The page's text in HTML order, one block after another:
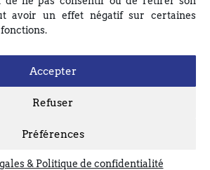
avoir un effet négatif sur certaines
Accepter
Refuser
Préférences
& Politique de confidentialité